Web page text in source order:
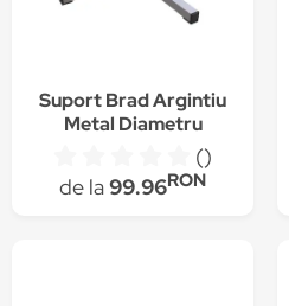
Suport Brad Argintiu
Metal Diametru
Reglabil 100mm-
45mm, Reglare
Perpendicularitate
()
de la99.96RON